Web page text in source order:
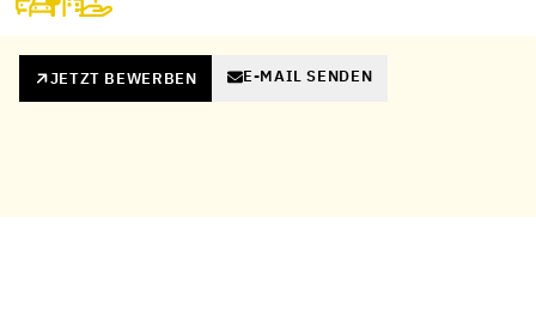
JETZT BEWERBEN E-MAIL SENDEN